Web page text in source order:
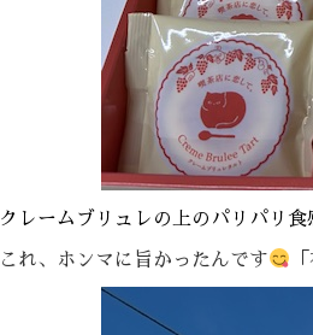
クレームブリュレの上のパリパリ
これ、ホンマに旨かったんです